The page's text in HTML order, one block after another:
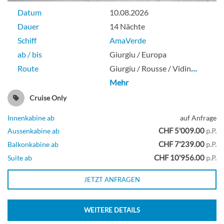
Oriondeck
Balkonkabine
Zweibett Suite mit frz. Balkon-[F]
Saturndeck
Balkonkabine
Zweibett Suite mit frz. Balkon-[G]
Datum
10.08.2026
Dauer
14 Nächte
Schiff
AmaVerde
ab / bis
Giurgiu / Europa
Route
Giurgiu / Rousse / Vidin…
Mehr
Cruise Only
Innenkabine ab
auf Anfrage
Aussenkabine ab
CHF 5'009.00 p.P.
Balkonkabine ab
CHF 7'239.00 p.P.
Suite ab
CHF 10'956.00 p.P.
JETZT ANFRAGEN
WEITERE DETAILS